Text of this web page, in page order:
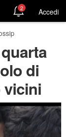
2 Accedi
di
vicini